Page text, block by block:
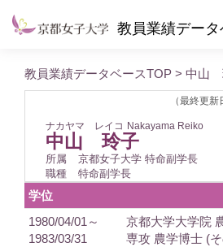
教員業績データ
教員業績データベースTOP > 中山
（最終更
ナカヤマ レイコ Nakayama Reiko
中山 玲子
所属
京都女子大学 特命副学長
職種
特命副学長
学位
1980/04/01～
1983/03/31
京都大学大学院
専攻 農学博士 (